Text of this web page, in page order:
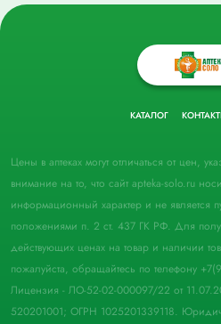
КАТАЛОГ
Цены в аптеках могут отличаться от цен,
внимание на то, что сайт apteka-solo.ru
информационный характер и не является
положениями п. 2 ст. 437 ГК РФ. Для
действующих ценах на товар и наличии
пожалуйста, обращайтесь по телефону
Лицензия - ЛО-52-02-000097/22 от
520201001; ОГРН 1025201339118.